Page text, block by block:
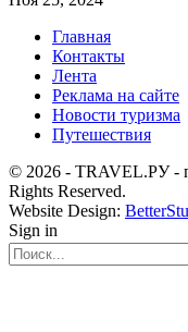
Главная
Контакты
Лента
Реклама на сайте
Новости туризма
Путешествия
© 2026 - TRAVEL.РУ -
Rights Reserved.
Website Design:
Sign in